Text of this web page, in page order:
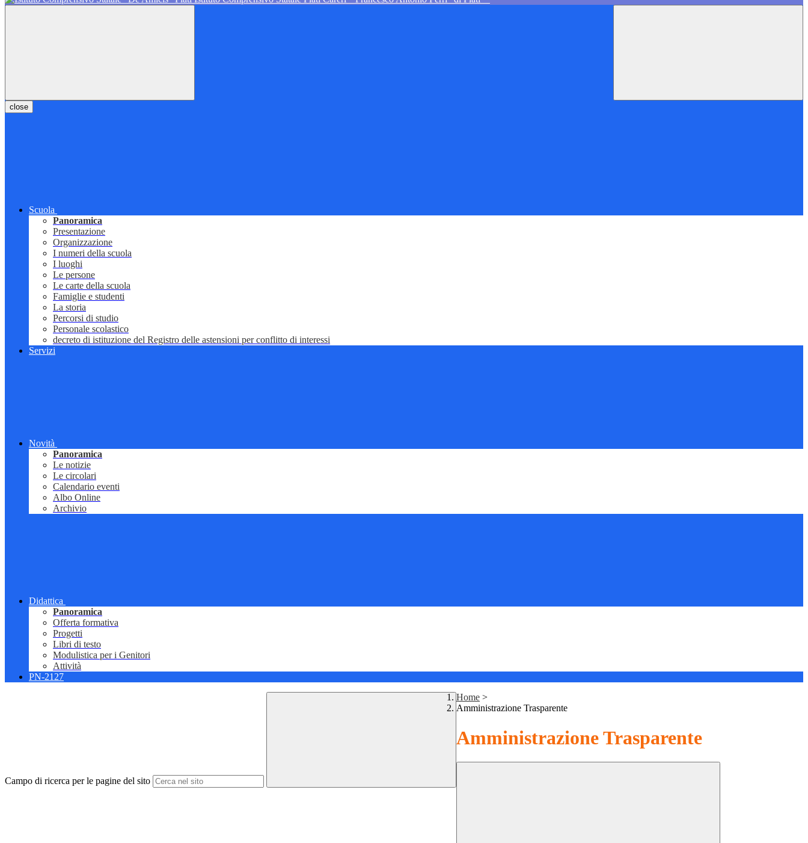
close
Scuola
Panoramica
Presentazione
Organizzazione
I numeri della scuola
I luoghi
Le persone
Le carte della scuola
Famiglie e studenti
La storia
Percorsi di studio
Personale scolastico
decreto di istituzione del Registro delle astensioni per conflitto di interessi
Servizi
Novità
Panoramica
Le notizie
Le circolari
Calendario eventi
Albo Online
Archivio
Didattica
Panoramica
Offerta formativa
Progetti
Libri di testo
Modulistica per i Genitori
Attività
PN-2127
Campo di ricerca per le pagine del sito
Home >
Amministrazione Trasparente
Amministrazione Trasparente